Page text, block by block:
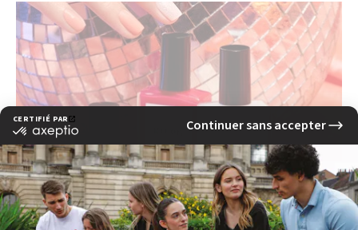
Vlog : Le quotidien d'une étudiante de
l'EFAP en stage chez Manucurist